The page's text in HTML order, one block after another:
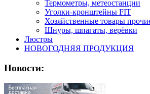
Термометры, метеостанции
Уголки-кронштейны FIT
Хозяйственные товары
Шнуры, шпагаты, верёвки
Люстры
НОВОГОДНЯЯ ПРОДУКЦИЯ
Новости: